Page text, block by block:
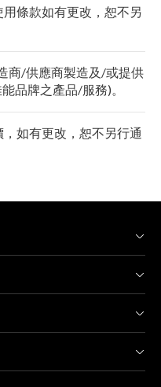
條款如有更改，恕不另
商/供應商製造及/或提供
品牌之產品/服務)。
如有更改，恕不另行通